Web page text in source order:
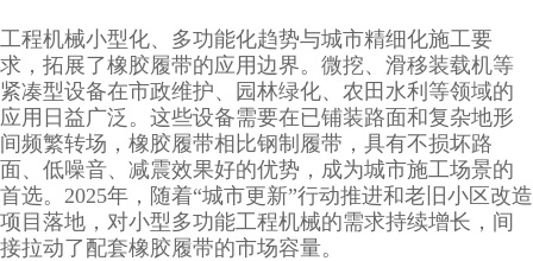
工程机械小型化、多功能化趋势与城市精细化施工要
求，拓展了橡胶履带的应用边界。微挖、滑移装载机等
紧凑型设备在市政维护、园林绿化、农田水利等领域的
应用日益广泛。这些设备需要在已铺装路面和复杂地形
间频繁转场，橡胶履带相比钢制履带，具有不损坏路
面、低噪音、减震效果好的优势，成为城市施工场景的
首选。2025年，随着“城市更新”行动推进和老旧小区改造
项目落地，对小型多功能工程机械的需求持续增长，间
接拉动了配套橡胶履带的市场容量。